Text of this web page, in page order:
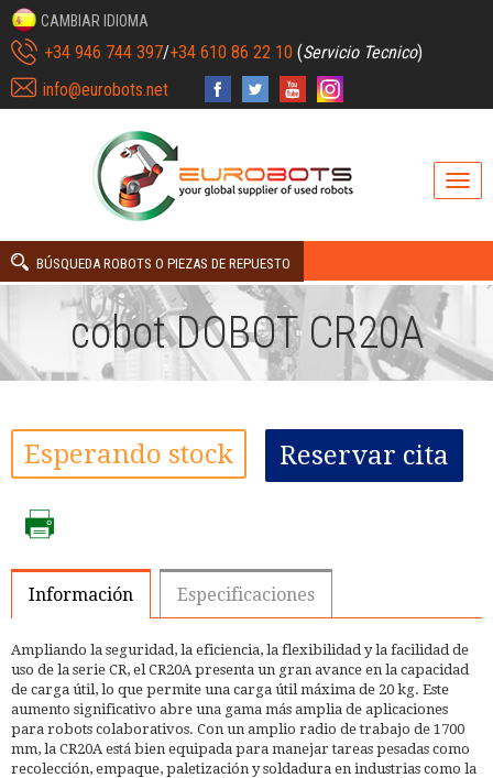
CAMBIAR IDIOMA
+34 946 744 397/+34 610 86 22 10 (Servicio Tecnico)
info@eurobots.net
BÚSQUEDA ROBOTS O PIEZAS DE REPUESTO
cobot DOBOT CR20A
Esperando stock Reservar cita
Información Especificaciones
Ampliando la seguridad, la eficiencia, la flexibilidad y la facilidad de
uso de la serie CR, el CR20A presenta un gran avance en la capacidad
de carga útil, lo que permite una carga útil máxima de 20 kg. Este
aumento significativo abre una gama más amplia de aplicaciones
para robots colaborativos. Con un amplio radio de trabajo de 1700
mm, la CR20A está bien equipada para manejar tareas pesadas como
recolección, empaque, paletización y soldadura en industrias como la